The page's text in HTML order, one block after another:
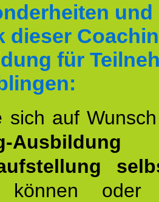
und
dieser
für
sich auf
Ausbildung
können oder